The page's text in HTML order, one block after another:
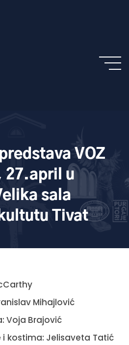
VOZ
27.april u
sala
Tivat
Mihajlović
Voja Brajović
kostima: Jelisaveta Tatić